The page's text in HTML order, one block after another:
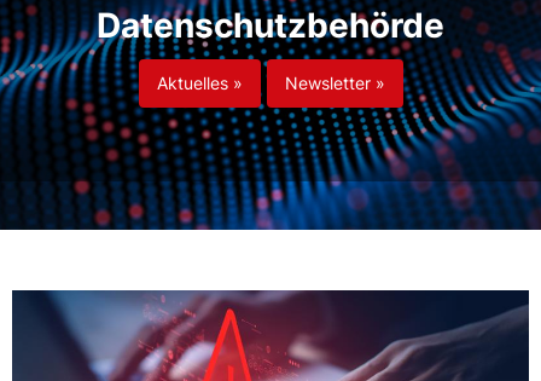
Datenschutzbehörde
Aktuelles » Newsletter »